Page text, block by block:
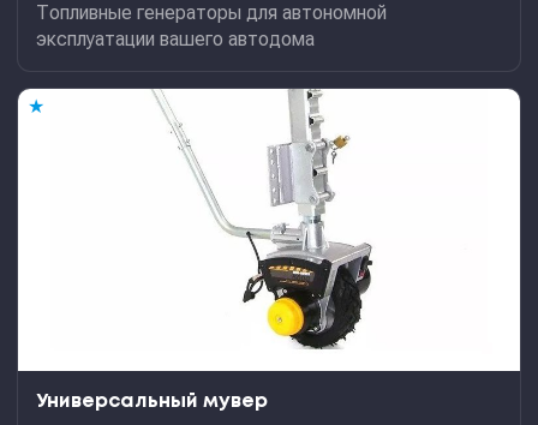
Топливные генераторы для автономной
эксплуатации вашего автодома
★
Универсальный мувер